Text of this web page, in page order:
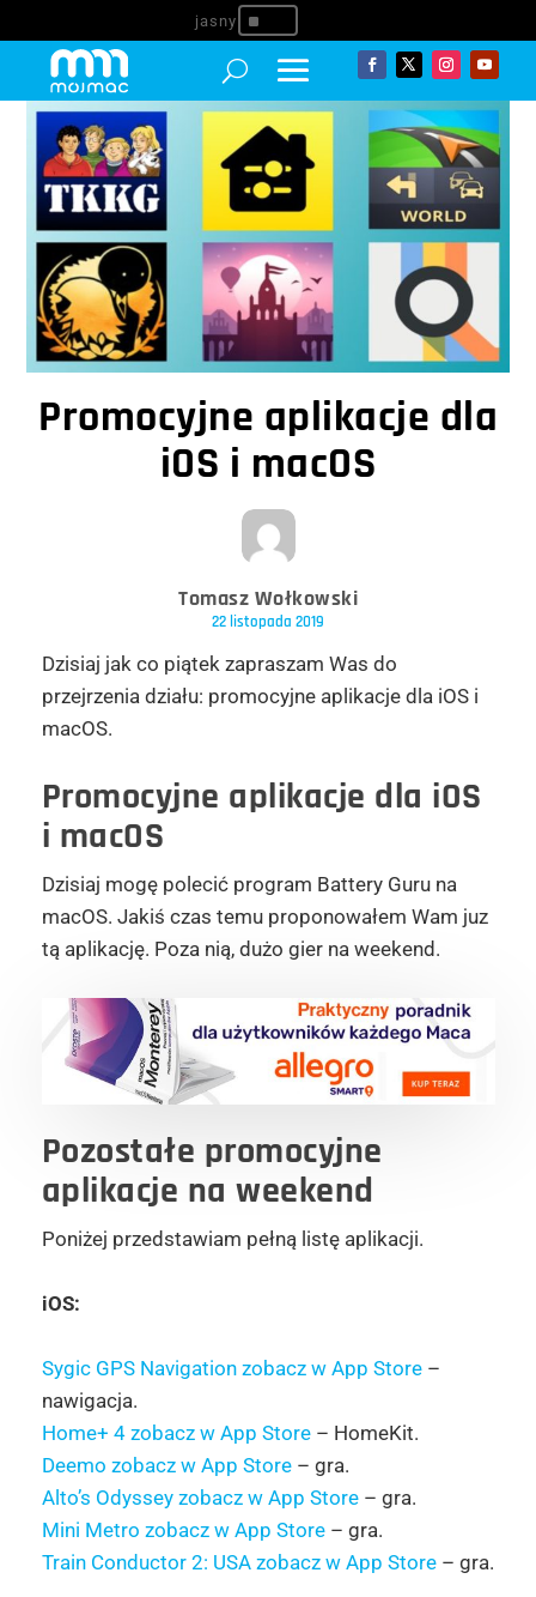
^
Promocyjne aplikacje dla
iOS i macOS
Tomasz Wołkowski
22 listopada 2019
Dzisiaj jak co piątek zapraszam Was do
przejrzenia działu: promocyjne aplikacje dla iOS i
macOS.
Promocyjne aplikacje dla iOS
i macOS
Dzisiaj mogę polecić program Battery Guru na
macOS. Jakiś czas temu proponowałem Wam juz
tą aplikację. Poza nią, dużo gier na weekend.
Pozostałe promocyjne
aplikacje na weekend
Poniżej przedstawiam pełną listę aplikacji.
iOS:
Sygic GPS Navigation zobacz w App Store–
nawigacja.
Home+ 4 zobacz w App Store– HomeKit.
Deemo zobacz w App Store– gra.
Alto’s Odyssey zobacz w App Store– gra.
Mini Metro zobacz w App Store– gra.
Train Conductor 2: USA zobacz w App Store– gra.